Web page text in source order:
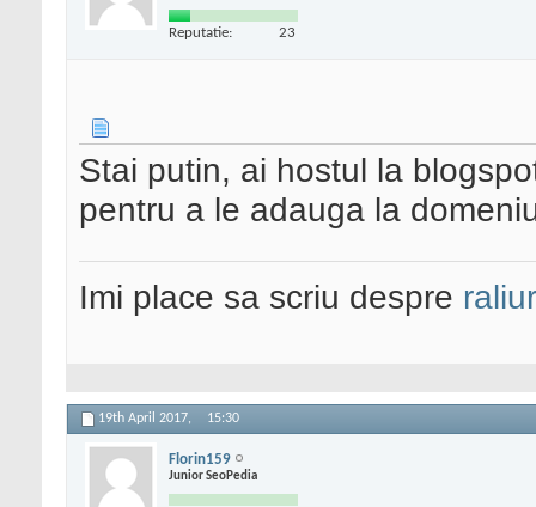
Reputatie: 23
Stai putin, ai hostul la
pentru a le adauga la
Imi place sa scriu despre
19th April 2017, 15:30
Florin159
Junior SeoPedia